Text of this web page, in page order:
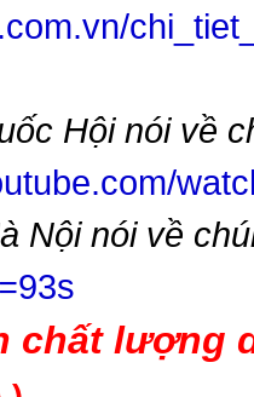
Hội nói về
Nội nói về
chất lượng